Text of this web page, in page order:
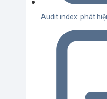
Audit index: phát